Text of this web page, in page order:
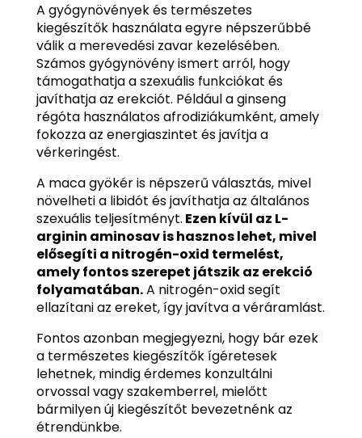
A gyógynövények és természetes
kiegészítők használata egyre népszerűbbé
válik a merevedési zavar kezelésében.
Számos gyógynövény ismert arról, hogy
támogathatja a szexuális funkciókat és
javíthatja az erekciót. Például a ginseng
régóta használatos afrodiziákumként, amely
fokozza az energiaszintet és javítja a
vérkeringést.
A maca gyökér is népszerű választás, mivel
növelheti a libidót és javíthatja az általános
szexuális teljesítményt. Ezen kívül az L-
arginin aminosav is hasznos lehet, mivel
elősegíti a nitrogén-oxid termelést,
amely fontos szerepet játszik az erekció
folyamatában.A nitrogén-oxid segít
ellazítani az ereket, így javítva a véráramlást.
Fontos azonban megjegyezni, hogy bár ezek
a természetes kiegészítők ígéretesek
lehetnek, mindig érdemes konzultálni
orvossal vagy szakemberrel, mielőtt
bármilyen új kiegészítőt bevezetnénk az
étrendünkbe.